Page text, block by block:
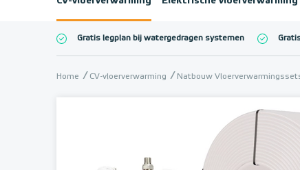
Gratis legplan bij watergedragen systemen
Home CV-vloerverwarming Natbouw